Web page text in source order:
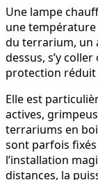
Une lampe
une température
du terrarium, un
dessus, s’y
protection réduit
Elle est
actives,
terrariums en
sont parfois
l’installation
distances, la